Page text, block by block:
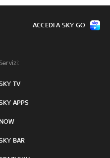
TV
APPS
NOW
BAR
ACCEDI A SKY GO